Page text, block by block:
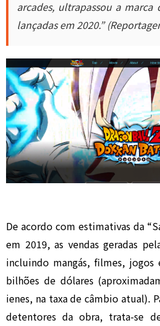
arcades, ultrapassou a
lançadas em 2020.”
De acordo com estimativas da
em 2019, as vendas geradas
incluindo mangás, filmes, jogos
bilhões de dólares
ienes, na taxa de câmbio atual).
detentores da obra, trata-se